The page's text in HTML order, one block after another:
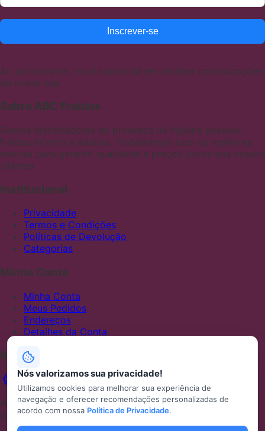
Inscrever-se
Ao se inscrever, você concorda em receber comunicações
de nossa loja.
Sobre ABC Fraldas
Somos distribuidores de produtos de higiene pessoal,
fraldas infantis e adultas. Trabalhamos com as melhores
marcas para garantir qualidade e preços justos aos nossos
clientes
Institucional
Privacidade
Termos e Condições
Políticas de Devolução
Categorias
Minha Conta
Minha Conta
Meus Pedidos
Endereços
Detalhes da Conta
Redes Sociais
ABCFRALDAS — Uma loja Mercado Shops desenvolvida
por Metaminds Studio inspirada em WooCommerce.
Nós valorizamos sua privacidade!
Utilizamos cookies para melhorar sua experiência de
navegação e oferecer recomendações personalizadas de
acordo com nossa Política de Privacidade.